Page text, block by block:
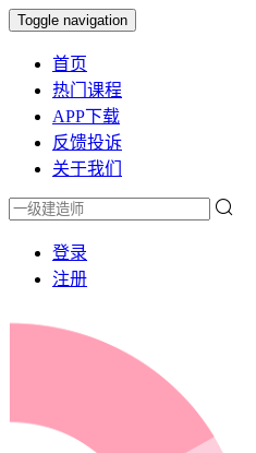
Toggle navigation
首页
热门课程
APP下载
反馈投诉
关于我们
登录
注册